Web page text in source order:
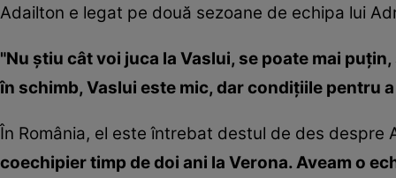
Adailton e legat pe două sezoane de echipa lui
"Nu ştiu cât voi juca la Vaslui, se poate mai
în schimb, Vaslui este mic, dar condiţiile pentru
În România, el este întrebat destul de des
coechipier timp de doi ani la Verona. Aveam o